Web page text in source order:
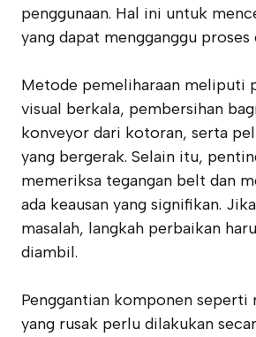
penggunaan. Hal ini untuk
yang dapat mengganggu proses
Metode pemeliharaan meliputi
visual berkala, pembersihan
konveyor dari kotoran, serta
yang bergerak. Selain itu,
memeriksa tegangan belt dan
ada keausan yang signifikan.
masalah, langkah perbaikan
diambil.
Penggantian komponen
yang rusak perlu dilakukan